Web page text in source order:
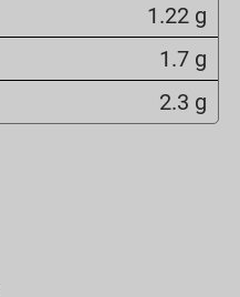
1.22 g
1.7 g
2.3 g